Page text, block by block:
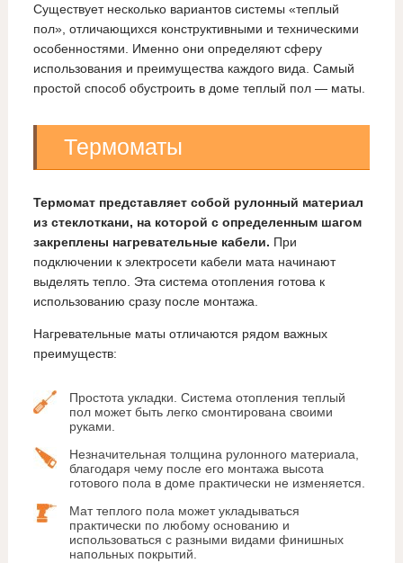
Существует несколько вариантов системы «теплый
пол», отличающихся конструктивными и техническими
особенностями. Именно они определяют сферу
использования и преимущества каждого вида. Самый
простой способ обустроить в доме теплый пол — маты.
Термоматы
Термомат представляет собой рулонный материал
из стеклоткани, на которой с определенным шагом
закреплены нагревательные кабели. При
подключении к электросети кабели мата начинают
выделять тепло. Эта система отопления готова к
использованию сразу после монтажа.
Нагревательные маты отличаются рядом важных
преимуществ:
Простота укладки. Система отопления теплый
пол может быть легко смонтирована своими
руками.
Незначительная толщина рулонного материала,
благодаря чему после его монтажа высота
готового пола в доме практически не изменяется.
Мат теплого пола может укладываться
практически по любому основанию и
использоваться с разными видами финишных
напольных покрытий.